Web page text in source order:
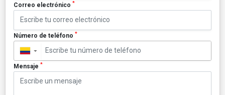
Correo electrónico *
Número de teléfono *
▼
Mensaje *